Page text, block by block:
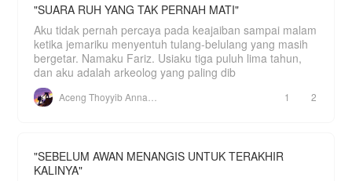
"SUARA RUH YANG TAK PERNAH MATI"
Aku tidak pernah percaya pada keajaiban sampai malam
ketika jemariku menyentuh tulang-belulang yang masih
bergetar. Namaku Fariz. Usiaku tiga puluh lima tahun,
dan aku adalah arkeolog yang paling dib
1 2
"SEBELUM AWAN MENANGIS UNTUK TERAKHIR
KALINYA"